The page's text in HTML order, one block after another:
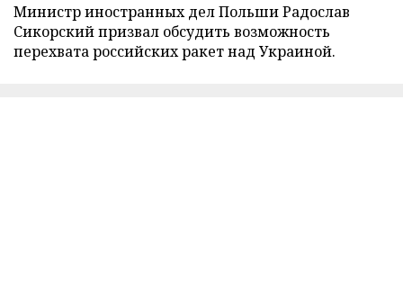
Министр иностранных дел Польши Радослав
Сикорский призвал обсудить возможность
перехвата российских ракет над Украиной.